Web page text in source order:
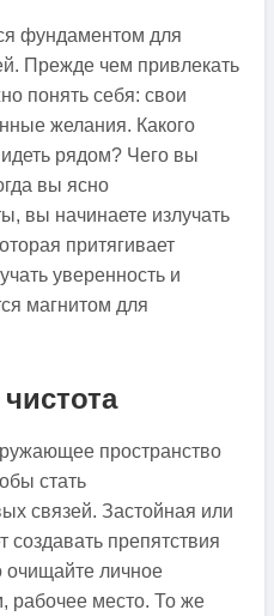
фундаментом для
Прежде чем привлекать
понять себя: свои
желания. Какого
рядом? Чего вы
вы ясно
вы начинаете излучать
притягивает
уверенность и
магнитом для
пространство
стать
связей. Застойная или
создавать препятствия
очищайте личное
рабочее место. То же